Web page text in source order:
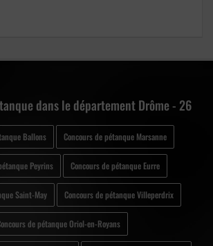
dans le département Drôme - 26
Ballons Concours de pétanque Marsanne
Peyrins Concours de pétanque Eurre
Saint-May Concours de pétanque Villeperdrix
de pétanque Oriol-en-Royans